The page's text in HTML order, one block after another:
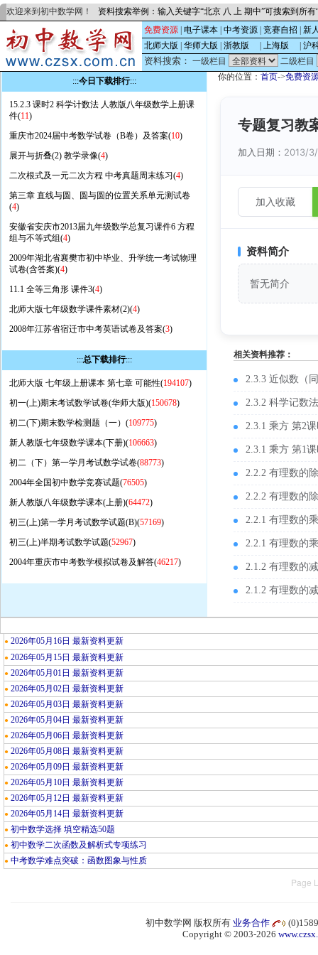
欢迎来到初中数学网！ 资料搜索举例：输入关键字“北京 八 上 期中”可搜索到所
免费资源 电子课本 中考资源 竞赛自招
新
北师大版
华师大版 浙教版 上海版 沪
资料搜索： 一级栏目
二级栏目
:::今日下载排行:::
15.2.3 课时2 科学计数法 人教版八年级数学上册课
件(11)
重庆市2024届中考数学试卷（B卷）及答案(10)
展开与折叠(2) 教学录像(4)
二次根式及一元二次方程 中考真题周末练习(4)
第三章 直线与圆、圆与圆的位置关系单元测试卷
(4)
安徽省安庆市2013届九年级数学总复习课件6 方程
组与不等式组(4)
2009年湖北省襄樊市初中毕业、升学统一考试物理
试卷(含答案)(4)
11.1 全等三角形 课件3(4)
北师大版七年级数学课件素材(2)(4)
2008年江苏省宿迁市中考英语试卷及答案(3)
:::总下载排行:::
北师大版 七年级上册课本 第七章 可能性(194107)
初一(上)期末考试数学试卷(华师大版)(150678)
初二(下)期末数学检测题（一）(109775)
新人教版七年级数学课本(下册)(106663)
初二（下）第一学月考试数学试卷(88773)
2004年全国初中数学竞赛试题(76505)
新人教版八年级数学课本(上册)(64472)
初三(上)第一学月考试数学试题(B)(57169)
初三(上)半期考试数学试题(52967)
2004年重庆市中考数学模拟试卷及解答(46217)
你的位置： 首页->免费资
专题复习教
加入日期： 2013/
加入收藏
资料简介
暂无简介
相关资料推荐：
2.3.3 近似数（
2.3.2 科学记数
2.3.1 乘方 第2
2.3.1 乘方 第1
2.2.2 有理数的
2.2.2 有理数的
2.2.1 有理数的
2.2.1 有理数的
2.1.2 有理数的
2.1.2 有理数的
● 2026年05月16日 最新资料更新
● 2026年05月15日 最新资料更新
● 2026年05月01日 最新资料更新
● 2026年05月02日 最新资料更新
● 2026年05月03日 最新资料更新
● 2026年05月04日 最新资料更新
● 2026年05月06日 最新资料更新
● 2026年05月08日 最新资料更新
● 2026年05月09日 最新资料更新
● 2026年05月10日 最新资料更新
● 2026年05月12日 最新资料更新
● 2026年05月14日 最新资料更新
● 初中数学选择 填空精选50题
● 初中数学二次函数及解析式专项练习
● 中考数学难点突破：函数图象与性质
Page
初中数学网 版权所有 业务合作
Copyright © 2003-2026